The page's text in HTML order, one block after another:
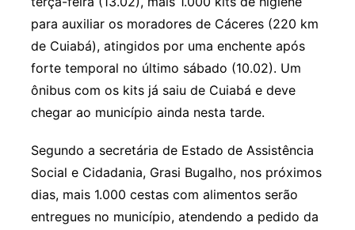
para auxiliar os moradores de Cáceres (220 km
de Cuiabá), atingidos por uma enchente após
forte temporal no último sábado (10.02). Um
ônibus com os kits já saiu de Cuiabá e deve
chegar ao município ainda nesta tarde.
Segundo a secretária de Estado de Assistência
Social e Cidadania, Grasi Bugalho, nos próximos
dias, mais 1.000 cestas com alimentos serão
entregues no município, atendendo a pedido da